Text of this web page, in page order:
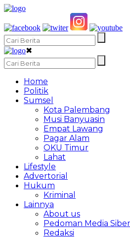
✖
Home
Politik
Sumsel
Kota Palembang
Musi Banyuasin
Empat Lawang
Pagar Alam
OKU Timur
Lahat
Lifestyle
Advertorial
Hukum
Kriminal
Lainnya
About us
Pedoman Media Siber
Redaksi